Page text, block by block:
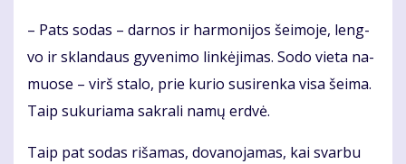
– Pats so­das – dar­nos ir har­mo­ni­jos šei­mo­je, leng­
vo ir sklan­daus gy­ve­ni­mo lin­kė­ji­mas. So­do vie­ta na­
muo­se – virš sta­lo, prie ku­rio su­si­ren­ka vi­sa šei­ma.
Taip su­ku­ria­ma sak­ra­li na­mų erd­vė.
Taip pat so­das ri­ša­mas, do­va­no­ja­mas, kai svar­bu